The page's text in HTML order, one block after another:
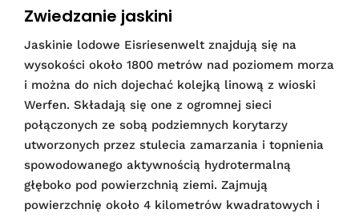
Zwiedzanie jaskini
Jaskinie lodowe Eisriesenwelt znajdują się na
wysokości około 1800 metrów nad poziomem morza
i można do nich dojechać kolejką linową z wioski
Werfen. Składają się one z ogromnej sieci
połączonych ze sobą podziemnych korytarzy
utworzonych przez stulecia zamarzania i topnienia
spowodowanego aktywnością hydrotermalną
głęboko pod powierzchnią ziemi. Zajmują
powierzchnię około 4 kilometrów kwadratowych i